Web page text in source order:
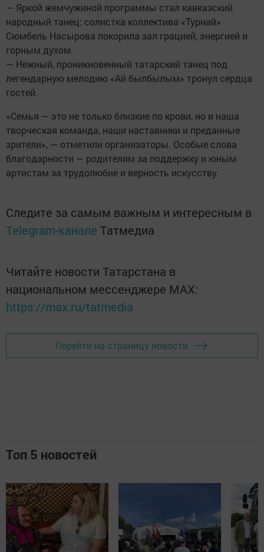
— Яркой жемчужиной программы стал кавказский
народный танец: солистка коллектива «Турнай»
Сюмбель Насырова покорила зал грацией, энергией и
горным духом.
— Нежный, проникновенный татарский танец под
легендарную мелодию «Ай былбылым» тронул сердца
гостей.
«Семья — это не только близкие по крови, но и наша
творческая команда, наши наставники и преданные
зрители», — отметили организаторы. Особые слова
благодарности — родителям за поддержку и юным
артистам за трудолюбие и верность искусству.
Следите за самым важным и интересным в
Telegram-канале Татмедиа
Читайте новости Татарстана в
национальном мессенджере MАХ:
https://max.ru/tatmedia
Перейти на страницу новости
Топ 5 новостей